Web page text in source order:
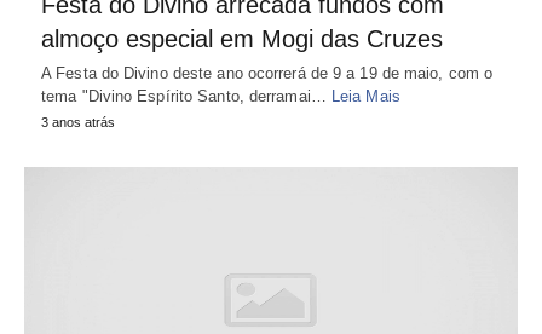
almoço especial em Mogi das Cruzes
A Festa do Divino deste ano ocorrerá de 9 a 19 de maio, com o
tema "Divino Espírito Santo, derramai… Leia Mais
3 anos atrás